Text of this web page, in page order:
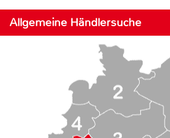
Allgemeine Händlersuche